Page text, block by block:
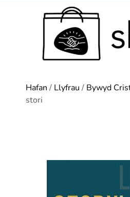
Hafan / Llyfrau / Bywyd
stori